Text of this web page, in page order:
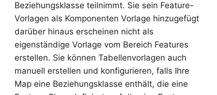
Beziehungsklasse teilnimmt. Sie sein Feature-
Vorlagen als Komponenten Vorlage hinzugefügt
darüber hinaus erscheinen nicht als
eigenständige Vorlage vom Bereich Features
erstellen. Sie können Tabellenvorlagen auch
manuell erstellen und konfigurieren, falls Ihre
Map eine Beziehungsklasse enthält, die eine